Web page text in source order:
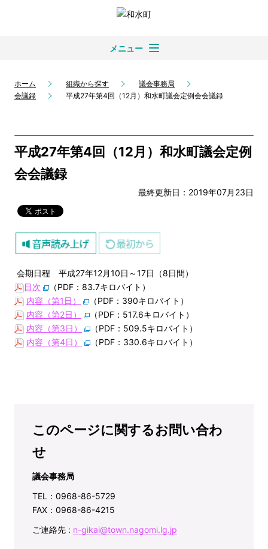
メニュー
ホーム 組織から探す
議会事務局
会議録
平成27年第4回（12月）和水町議会定例会会議録
平成27年第4回（12月）和水町議会定例
会会議録
最終更新日：2019年07月23日
会期日程 平成27年12月10日～17日（8日間）
目次
（PDF：83.7キロバイト）
内容（第1日）
（PDF：390キロバイト）
内容（第2日）
（PDF：517.6キロバイト）
内容（第3日）
（PDF：509.5キロバイト）
内容（第4日）
（PDF：330.6キロバイト）
このページに関するお問い合わ
せ
議会事務局
TEL：0968-86-5729
FAX：0968-86-4215
ご連絡先 : n-gikai@town.nagomi.lg.jp